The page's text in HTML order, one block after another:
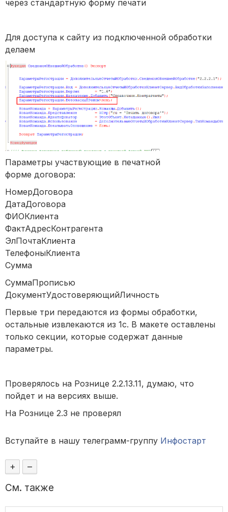
через стандартную форму печати
Для доступа к сайту из подключенной обработки
делаем
Параметры участвующие в печатной
форме договора:
НомерДоговора
ДатаДоговора
ФИОКлиента
ФактАдресКонтрагента
ЭлПочтаКлиента
ТелефоныКлиента
Сумма
СуммаПрописью
ДокументУдостоверяющийЛичность
Первые три передаются из формы обработки,
остальные извлекаются из 1с. В макете оставлены
только секции, которые содержат данные
параметры.
Проверялось на Рознице 2.2.13.11, думаю, что
пойдет и на версиях выше.
На Рознице 2.3 не проверял
Вступайте в нашу телеграмм-группу Инфостарт
+ –
См. также